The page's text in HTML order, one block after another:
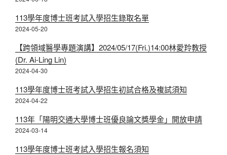
113學年度博士班考試入學招生錄取名單
2024-05-20
​【跨領域醫學專題演講】2024/05/17(Fri.)14:00林愛羚教授
(Dr. Ai-Ling Lin)
2024-04-30
113學年度博士班考試入學招生初試合格及複試須知
2024-04-22
113年「陽明交通大學博士班優良論文獎學金」開放申請
2024-03-14
113學年度博士班考試入學招生報名須知